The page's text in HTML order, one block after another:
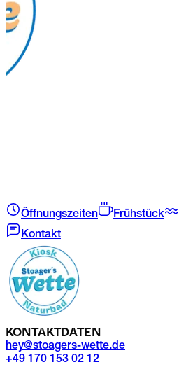
Öffnungszeiten Frühstück
Kontakt
KONTAKTDATEN
hey@stoagers-wette.de
+49 170 153 02 12